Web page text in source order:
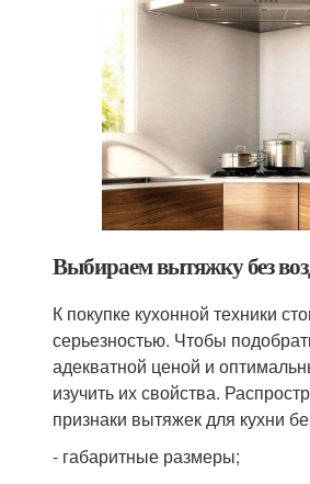
Выбираем вытяжку без
К покупке кухонной техники
серьезностью. Чтобы
адекватной ценой и
изучить их свойства.
признаки вытяжек для кухни
- габаритные размеры;